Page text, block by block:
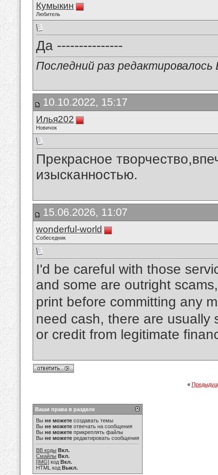
Кумыкин
Любитель
Да ---------------
Последний раз
10.10.2022, 15:17
Илья202
Новичок
Прекрасное
изысканностью.
15.06.2026, 11:07
wonderful-world
Собеседник
I'd be careful with those
and some are outright
print before committing any
need cash, there are usually
or credit from legitimate
«
Ваши права в разделе
Вы не можете создавать темы
Вы не можете отвечать на сообщения
Вы не можете прикреплять файлы
Вы не можете редактировать сообщения
BB коды Вкл.
Смайлы Вкл.
[IMG] код Вкл.
HTML код Выкл.